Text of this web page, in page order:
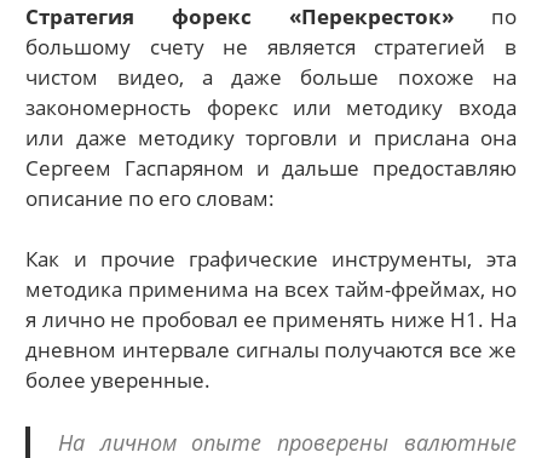
Стратегия форекс «Перекресток»по
большому счету не является стратегией в
чистом видео, а даже больше похоже на
закономерность форекс или методику входа
или даже методику торговли и прислана она
Сергеем Гаспаряном и дальше предоставляю
описание по его словам:
Как и прочие графические инструменты, эта
методика применима на всех тайм-фреймах, но
я лично не пробовал ее применять ниже Н1. На
дневном интервале сигналы получаются все же
более уверенные.
На личном опыте проверены валютные